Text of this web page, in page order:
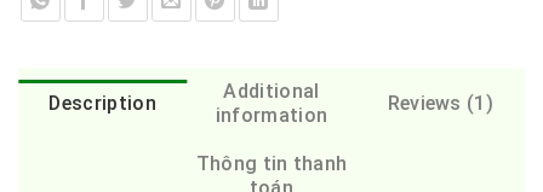
Description
Additional
information
Reviews (1)
Thông tin thanh